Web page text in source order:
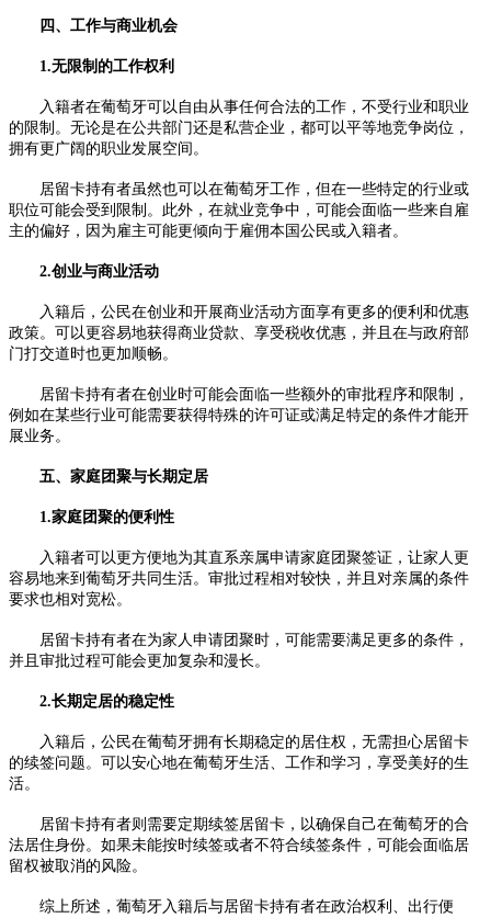
四、工作与商业机会
1.无限制的工作权利
入籍者在葡萄牙可以自由从事任何合法的工作，不受行业和职业
的限制。无论是在公共部门还是私营企业，都可以平等地竞争岗位，
拥有更广阔的职业发展空间。
居留卡持有者虽然也可以在葡萄牙工作，但在一些特定的行业或
职位可能会受到限制。此外，在就业竞争中，可能会面临一些来自雇
主的偏好，因为雇主可能更倾向于雇佣本国公民或入籍者。
2.创业与商业活动
入籍后，公民在创业和开展商业活动方面享有更多的便利和优惠
政策。可以更容易地获得商业贷款、享受税收优惠，并且在与政府部
门打交道时也更加顺畅。
居留卡持有者在创业时可能会面临一些额外的审批程序和限制，
例如在某些行业可能需要获得特殊的许可证或满足特定的条件才能开
展业务。
五、家庭团聚与长期定居
1.家庭团聚的便利性
入籍者可以更方便地为其直系亲属申请家庭团聚签证，让家人更
容易地来到葡萄牙共同生活。审批过程相对较快，并且对亲属的条件
要求也相对宽松。
居留卡持有者在为家人申请团聚时，可能需要满足更多的条件，
并且审批过程可能会更加复杂和漫长。
2.长期定居的稳定性
入籍后，公民在葡萄牙拥有长期稳定的居住权，无需担心居留卡
的续签问题。可以安心地在葡萄牙生活、工作和学习，享受美好的生
活。
居留卡持有者则需要定期续签居留卡，以确保自己在葡萄牙的合
法居住身份。如果未能按时续签或者不符合续签条件，可能会面临居
留权被取消的风险。
综上所述，葡萄牙入籍后与居留卡持有者在政治权利、出行便